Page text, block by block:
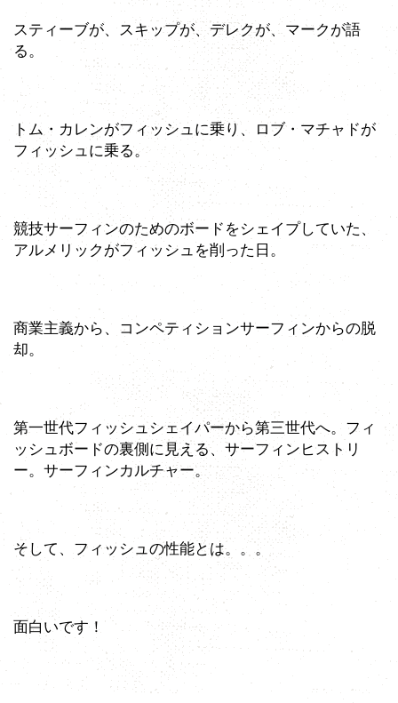
スティーブが、スキップが、デレクが、マークが語
る。
トム・カレンがフィッシュに乗り、ロブ・マチャドが
フィッシュに乗る。
競技サーフィンのためのボードをシェイプしていた、
アルメリックがフィッシュを削った日。
商業主義から、コンペティションサーフィンからの脱
却。
第一世代フィッシュシェイパーから第三世代へ。フィ
ッシュボードの裏側に見える、サーフィンヒストリ
ー。サーフィンカルチャー。
そして、フィッシュの性能とは。。。
面白いです！